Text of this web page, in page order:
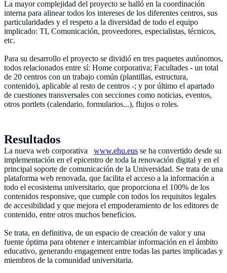
La mayor complejidad del proyecto se halló en la coordinación
interna para alinear todos los intereses de los diferentes centros, sus
particularidades y el respeto a la diversidad de todo el equipo
implicado: TI, Comunicación, proveedores, especialistas, técnicos,
etc.
Para su desarrollo el proyecto se dividió en tres paquetes autónomos,
todos relacionados entre sí: Home corporativa; Facultades - un total
de 20 centros con un trabajo común (plantillas, estructura,
contenido), aplicable al resto de centros -; y por último el apartado
de cuestiones transversales con secciones como noticias, eventos,
otros portlets (calendario, formularios...), flujos o roles.
Resultados
La nueva web corporativa www.ehu.eus se ha convertido desde su
implementación en el epicentro de toda la renovación digital y en el
principal soporte de comunicación de la Universidad. Se trata de una
plataforma web renovada, que facilita el acceso a la información a
todo el ecosistema universitario, que proporciona el 100% de los
contenidos responsive, que cumple con todos los requisitos legales
de accesibilidad y que mejora el empoderamiento de los editores de
contenido, entre otros muchos beneficios.
Se trata, en definitiva, de un espacio de creación de valor y una
fuente óptima para obtener e intercambiar información en el ámbito
educativo, generando engagement entre todas las partes implicadas y
miembros de la comunidad universitaria.